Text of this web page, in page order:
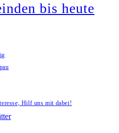
bis heute
Hilf uns mit dabei!